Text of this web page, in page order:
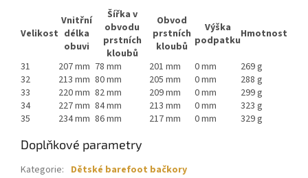
Velikost
Vnitřní
délka
obuvi
Šířka v
obvodu
prstních
kloubů
Obvod
prstních
kloubů
Výška
podpatkuHmotnost
31 207 mm 78 mm 201 mm 0 mm
269 g
32
213 mm 80 mm 205 mm 0 mm
288 g
33
220 mm 82 mm 209 mm 0 mm
299 g
34
227 mm 84 mm 213 mm 0 mm
323 g
35
234 mm 86 mm 217 mm 0 mm 329 g
Doplňkové parametry
Kategorie: Dětské barefoot bačkory